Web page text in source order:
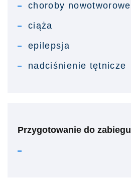
choroby nowotworowe
ciąża
epilepsja
nadciśnienie tętnicze
Przygotowanie do zabiegu